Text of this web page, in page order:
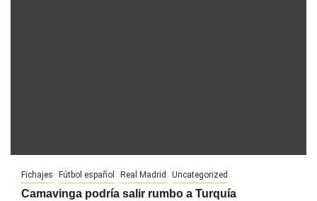
Fichajes Fútbol español Real Madrid Uncategorized
Camavinga podría salir rumbo a Turquía